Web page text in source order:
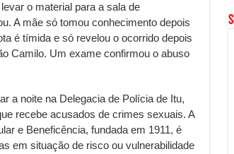
o material para a sala de
A mãe só tomou conhecimento depois
é tímida e só revelou o ocorrido depois
Camilo. Um exame confirmou o abuso
a noite na Delegacia de Polícia de Itu,
recebe acusados de crimes sexuais. A
e Beneficência, fundada em 1911, é
em situação de risco ou vulnerabilidade